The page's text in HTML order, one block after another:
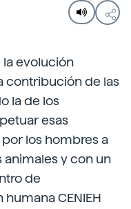
la evolución
contribución de las
la de los
esas
los hombres a
animales y con un
de
CENIEH